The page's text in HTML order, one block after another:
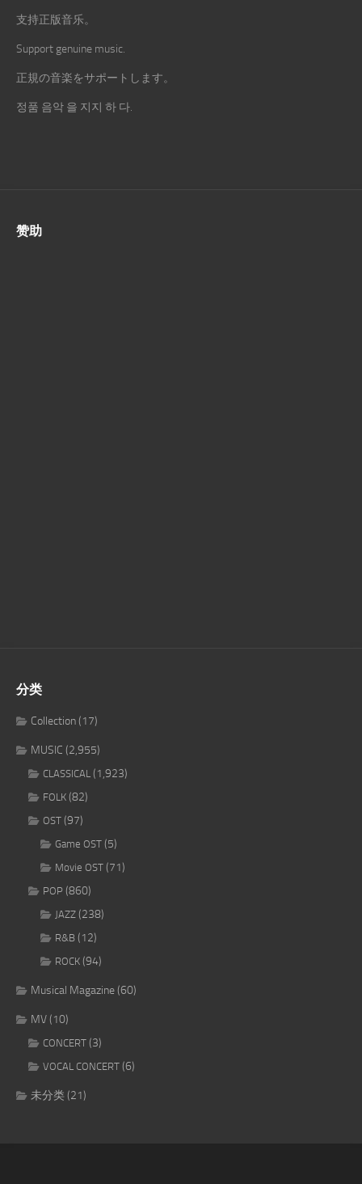
支持正版音乐。
Support genuine music.
正規の音楽をサポートします。
정품 음악 을 지지 하 다.
赞助
分类
Collection(17)
MUSIC (2,955)
CLASSICAL (1,923)
FOLK (82)
OST (97)
Game OST (5)
Movie OST (71)
POP (860)
JAZZ (238)
R&B (12)
ROCK (94)
Musical Magazine(60)
MV(10)
CONCERT (3)
VOCAL CONCERT (6)
未分类(21)